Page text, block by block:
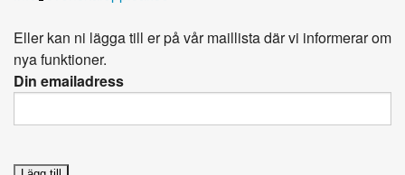
Eller kan ni lägga till er på vår maillista där vi informerar om
nya funktioner.
Din emailadress